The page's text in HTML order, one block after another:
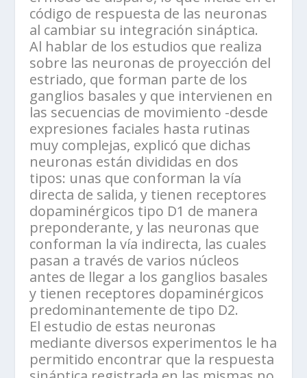
código de respuesta de las neuronas
al cambiar su integración sináptica.
Al hablar de los estudios que realiza
sobre las neuronas de proyección del
estriado, que forman parte de los
ganglios basales y que intervienen en
las secuencias de movimiento -desde
expresiones faciales hasta rutinas
muy complejas, explicó que dichas
neuronas están divididas en dos
tipos: unas que conforman la vía
directa de salida, y tienen receptores
dopaminérgicos tipo D1 de manera
preponderante, y las neuronas que
conforman la vía indirecta, las cuales
pasan a través de varios núcleos
antes de llegar a los ganglios basales
y tienen receptores dopaminérgicos
predominantemente de tipo D2.
El estudio de estas neuronas
mediante diversos experimentos le ha
permitido encontrar que la respuesta